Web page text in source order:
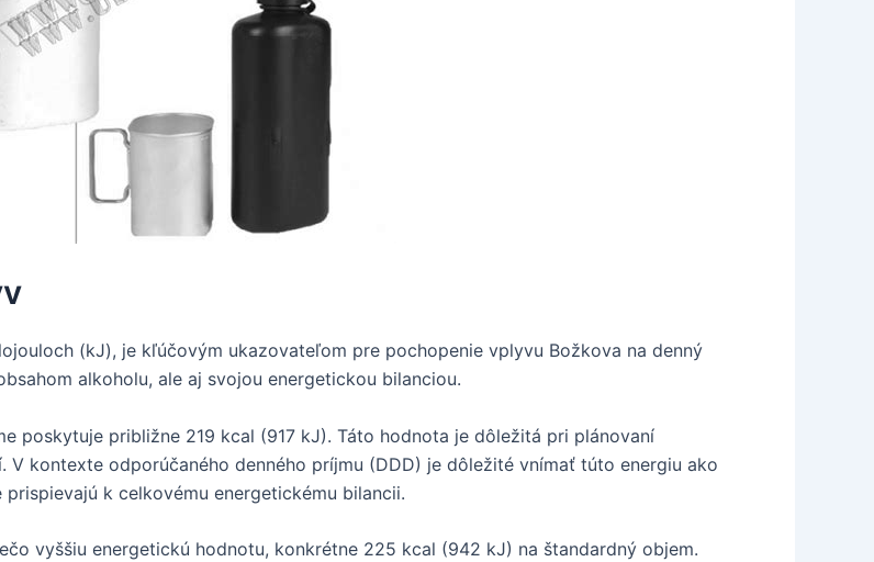
(kJ), je kľúčovým ukazovateľom pre pochopenie vplyvu Božkova na denný
alkoholu, ale aj svojou energetickou bilanciou.
poskytuje približne 219 kcal (917 kJ). Táto hodnota je dôležitá pri plánovaní
kontexte odporúčaného denného príjmu (DDD) je dôležité vnímať túto energiu ako
k celkovému energetickému bilancii.
vyššiu energetickú hodnotu, konkrétne 225 kcal (942 kJ) na štandardný objem.